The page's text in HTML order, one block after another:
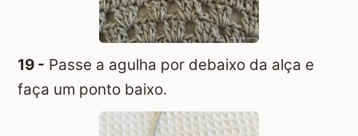
19 - Passe a agulha por debaixo da alça e
faça um ponto baixo.